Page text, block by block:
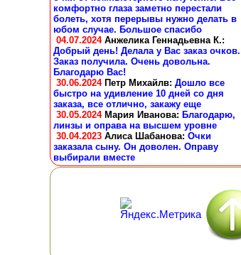
комфортно глаза заметно перестали
болеть, хотя перерывы нужно делать в
юбом случае. Большое спасибо
04.07.2024 Анжелика Геннадьевна К.:
Добрый день! Делала у Вас заказ очков.
Заказ получила. Очень довольна.
Благодарю Вас!
30.06.2024 Петр Михайлв: Дошло все
быстро на удивление 10 дней со дня
заказа, все отлично, закажу еще
30.05.2024 Мария Иванова: Благодарю,
линзы и оправа на высшем уровне
30.04.2023 Алиса Шабанова: Очки
заказала сыну. Он доволен. Оправу
выбирали вместе